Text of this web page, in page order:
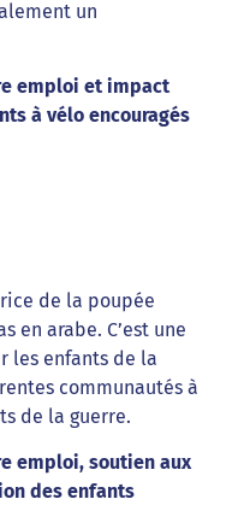
un
emploi et impact
à vélo encouragés
de la poupée
en arabe. C’est une
les enfants de la
communautés à
de la guerre.
emploi, soutien aux
des enfants